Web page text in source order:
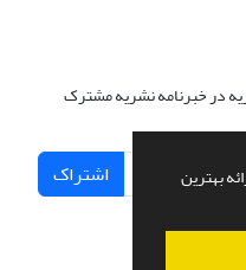
بهترین
در خبرنامه نشریه مشترک
اشتراک